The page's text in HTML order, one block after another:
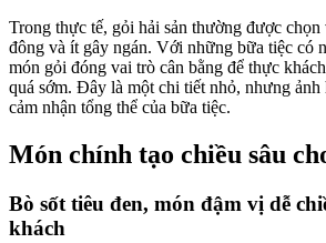
Trong thực tế, gỏi hải sản thường được
đông và ít gây ngán. Với những bữa tiệc có
món gỏi đóng vai trò cân bằng để thực
quá sớm. Đây là một chi tiết nhỏ, nhưng ảnh
cảm nhận tổng thể của bữa tiệc.
Món chính tạo chiều sâu
Bò sốt tiêu đen, món đậm vị dễ
khách